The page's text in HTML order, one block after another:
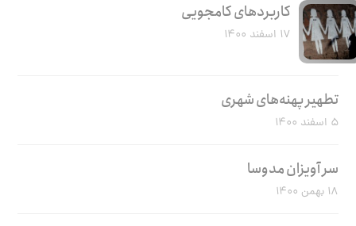
کاربرد‌های کامجویی
۱۷ اسفند ۱۴۰۰
تطهیر پهنه‌های شهری
۵ اسفند ۱۴۰۰
سر آویزان مدوسا
۱۸ بهمن ۱۴۰۰